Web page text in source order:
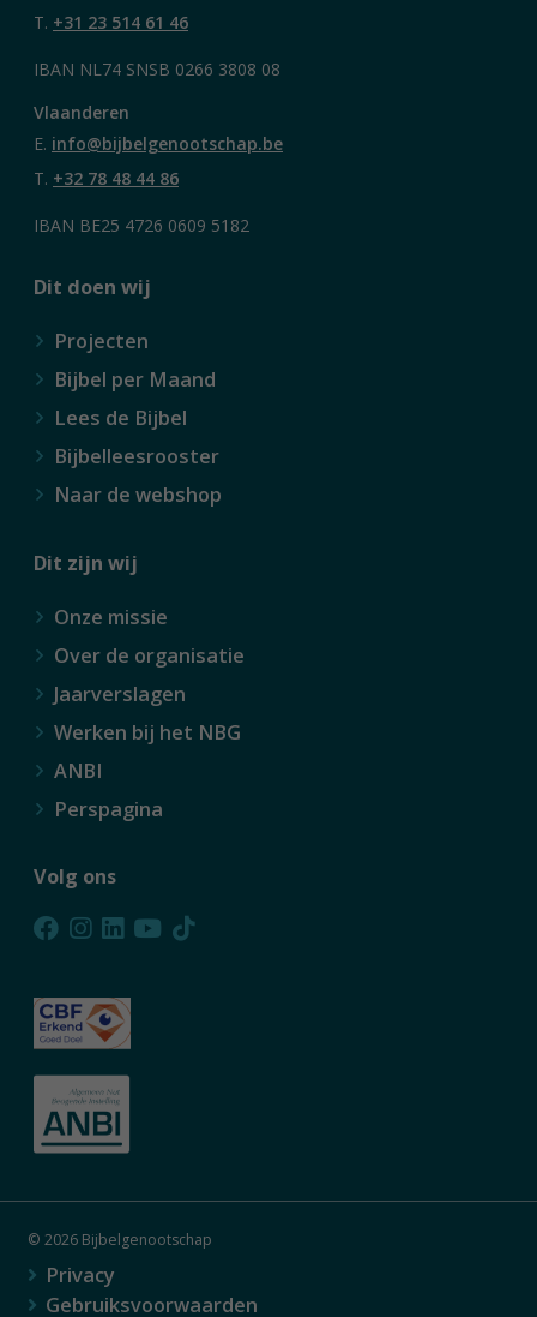
T. +31 23 514 61 46
IBAN NL74 SNSB 0266 3808 08
Vlaanderen
E. info@bijbelgenootschap.be
T. +32 78 48 44 86
IBAN BE25 4726 0609 5182
Dit doen wij
Projecten
Bijbel per Maand
Lees de Bijbel
Bijbelleesrooster
Naar de webshop
Dit zijn wij
Onze missie
Over de organisatie
Jaarverslagen
Werken bij het NBG
ANBI
Perspagina
Volg ons
© 2026 Bijbelgenootschap
Privacy
Gebruiksvoorwaarden